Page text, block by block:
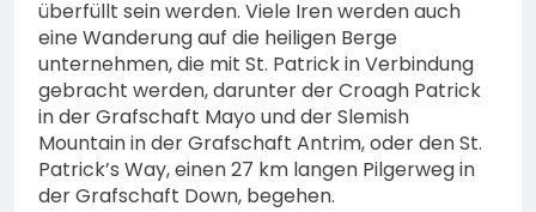
überfüllt sein werden. Viele Iren werden auch
eine Wanderung auf die heiligen Berge
unternehmen, die mit St. Patrick in Verbindung
gebracht werden, darunter der Croagh Patrick
in der Grafschaft Mayo und der Slemish
Mountain in der Grafschaft Antrim, oder den St.
Patrick’s Way, einen 27 km langen Pilgerweg in
der Grafschaft Down, begehen.